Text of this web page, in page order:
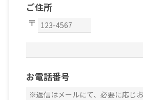
ご住所
お電話番号